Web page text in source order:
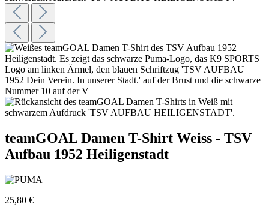
teamGOAL Damen T-Shirt Weiss - TSV
Aufbau 1952 Heiligenstadt
25,80 €